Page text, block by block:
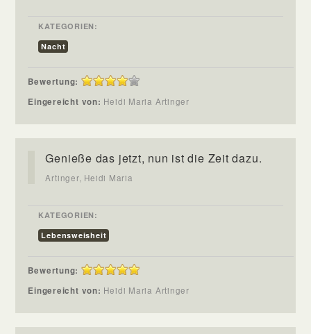
KATEGORIEN:
Nacht
Bewertung:
Eingereicht von: Heidi Maria Artinger
Genieße das jetzt, nun ist die Zeit dazu.
Artinger, Heidi Maria
KATEGORIEN:
Lebensweisheit
Bewertung:
Eingereicht von: Heidi Maria Artinger